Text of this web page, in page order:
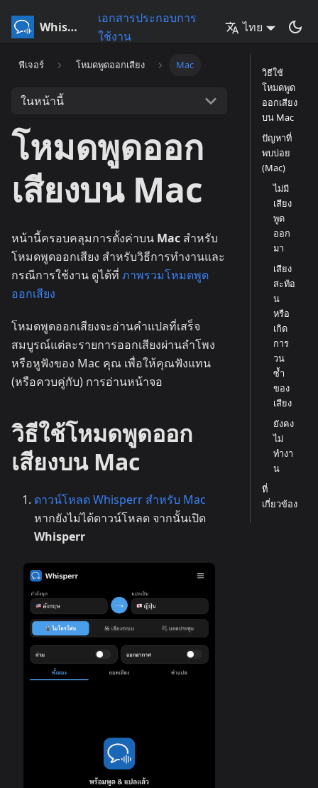
Whisperr
เอกสารประกอบการ
ใช้งาน
ไทย
ฟีเจอร์ โหมดพูดออกเสียง Mac
ในหน้านี้
โหมดพูดออก
เสียงบน Mac
หน้านี้ครอบคลุมการตั้งค่าบน Mac สำหรับ
โหมดพูดออกเสียง สำหรับวิธีการทำงานและ
กรณีการใช้งาน ดูได้ที่ ภาพรวมโหมดพูด
ออกเสียง
โหมดพูดออกเสียงจะอ่านคำแปลที่เสร็จ
สมบูรณ์แต่ละรายการออกเสียงผ่านลำโพง
หรือหูฟังของ Mac คุณ เพื่อให้คุณฟังแทน
(หรือควบคู่กับ) การอ่านหน้าจอ
วิธีใช้โหมดพูดออก
เสียงบน Mac
ดาวน์โหลด Whisperr สำหรับ Mac
หากยังไม่ได้ดาวน์โหลด จากนั้นเปิด
Whisperr
วิธีใช้
โหมดพูด
ออกเสียง
บน Mac
ปัญหาที่
พบบ่อย
(Mac)
ไม่มี
เสียง
พูด
ออก
มา
เสียง
สะท้อ
น
หรือ
เกิด
การ
วน
ซ้ำ
ของ
เสียง
ยังคง
ไม่
ทำงา
น
ที่
เกี่ยวข้อง